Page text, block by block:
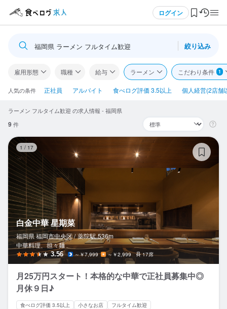
ログイン
ログイン・無料会員登録
食べログ求人TOP
求人検索
閲覧履歴
気になる求人
検索履歴・保存した条件
応募履歴
WEB履歴書
スカウト・メルマガ受信設定
ヘルプ・お問い合わせフォーム
福岡県 ラーメン フルタイム歓迎 絞り込み
雇用形態 職種 給与 ラーメン こだわり条件 1
人気の条件 正社員 アルバイト 食べログ評価 3.5以上 個人経営(2店舗
ラーメン フルタイム歓迎 の求人情報 - 福岡県
9件
1 / 17
白金中華 星期菜
福岡県 福岡市中央区 / 薬院駅 536m
中華料理、担々麺
3.56 ～￥7,999 ～￥2,999 17席
月25万円スタート！本格的な中華で正社員募集中◎
月休９日♪
食べログ評価 3.5以上 小さなお店 フルタイム歓迎